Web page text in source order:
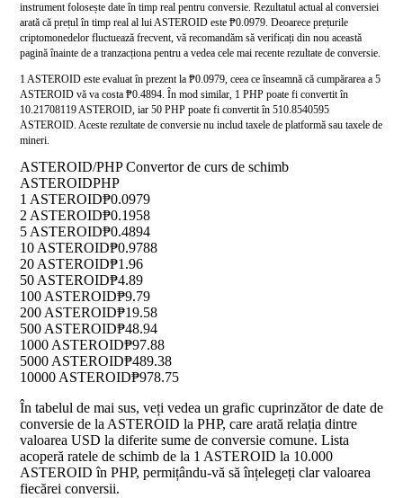
instrument folosește date în timp real pentru conversie. Rezultatul actual al conversiei
arată că prețul în timp real al lui ASTEROID este ₱0.0979. Deoarece prețurile
criptomonedelor fluctuează frecvent, vă recomandăm să verificați din nou această
pagină înainte de a tranzacționa pentru a vedea cele mai recente rezultate de conversie.
1 ASTEROID este evaluat în prezent la ₱0.0979, ceea ce înseamnă că cumpărarea a 5
ASTEROID vă va costa ₱0.4894. În mod similar, 1 PHP poate fi convertit în
10.21708119 ASTEROID, iar 50 PHP poate fi convertit în 510.8540595
ASTEROID. Aceste rezultate de conversie nu includ taxele de platformă sau taxele de
mineri.
ASTEROID/PHP Convertor de curs de schimb
ASTEROIDPHP
1 ASTEROID₱0.0979
2 ASTEROID₱0.1958
5 ASTEROID₱0.4894
10 ASTEROID₱0.9788
20 ASTEROID₱1.96
50 ASTEROID₱4.89
100 ASTEROID₱9.79
200 ASTEROID₱19.58
500 ASTEROID₱48.94
1000 ASTEROID₱97.88
5000 ASTEROID₱489.38
10000 ASTEROID₱978.75
În tabelul de mai sus, veți vedea un grafic cuprinzător de date de
conversie de la ASTEROID la PHP, care arată relația dintre
valoarea USD la diferite sume de conversie comune. Lista
acoperă ratele de schimb de la 1 ASTEROID la 10.000
ASTEROID în PHP, permițându-vă să înțelegeți clar valoarea
fiecărei conversii.